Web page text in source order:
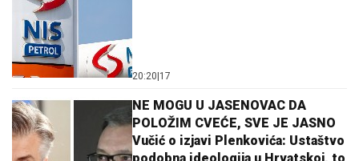
20:20 17
NE MOGU U JASENOVAC DA
POLOŽIM CVEĆE, SVE JE JASNO
Vučić o izjavi Plenkovića: Ustaštvo